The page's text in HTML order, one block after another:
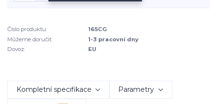
Číslo produktu:
165CG
Můžeme doručit:
1-3 pracovní dny
Dovoz:
EU
Kompletní specifikace Parametry